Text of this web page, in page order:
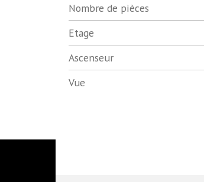
Nombre de pièces
Etage
Ascenseur
Vue